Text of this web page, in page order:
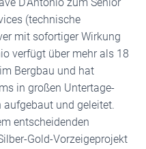
(technische
mit sofortiger Wirkung
verfügt über mehr als 18
Bergbau und hat
in großen Untertage-
und geleitet.
entscheidenden
Gold-Vorzeigeprojekt